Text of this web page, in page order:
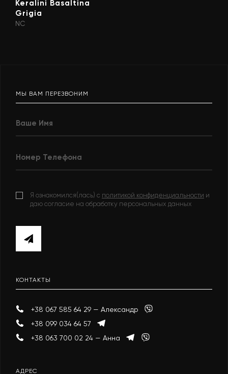
Keralini Basaltina
Grigia
NC
МЫ ВАМ ПЕРЕЗВОНИМ
Я ознакомился(лась) с политикой конфиденциальности и
даю согласие на обработку персональных данных
КОНТАКТЫ
+38 067 585 64 29 — Александр
+38 099 034 64 57
+38 063 700 02 24 — Анна
АДРЕС